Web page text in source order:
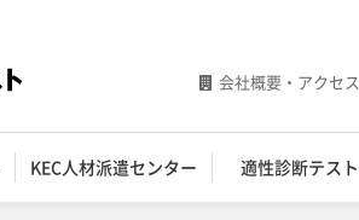
会社概要・アクセス
KEC人材派遣センター 適性診断テスト